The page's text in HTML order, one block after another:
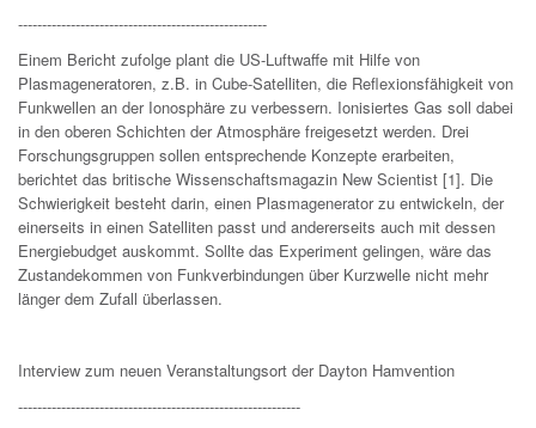
----------------------------------------------------
Einem Bericht zufolge plant die US-Luftwaffe mit Hilfe von
Plasmageneratoren, z.B. in Cube-Satelliten, die Reflexionsfähigkeit von
Funkwellen an der Ionosphäre zu verbessern. Ionisiertes Gas soll dabei
in den oberen Schichten der Atmosphäre freigesetzt werden. Drei
Forschungsgruppen sollen entsprechende Konzepte erarbeiten,
berichtet das britische Wissenschaftsmagazin New Scientist [1]. Die
Schwierigkeit besteht darin, einen Plasmagenerator zu entwickeln, der
einerseits in einen Satelliten passt und andererseits auch mit dessen
Energiebudget auskommt. Sollte das Experiment gelingen, wäre das
Zustandekommen von Funkverbindungen über Kurzwelle nicht mehr
länger dem Zufall überlassen.
Interview zum neuen Veranstaltungsort der Dayton Hamvention
-----------------------------------------------------------